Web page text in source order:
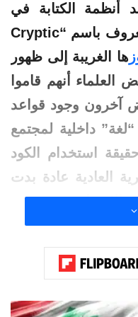
الميت، المعروف باسم “Cryptic
ها الغريبة إلى ظهور
أنهم قاموا
آخرون وجود قواعد
داخلية لمجتمع
استخدام الكود
العادية عادة بدت
الاهتمام.
تقريبا
الكود نفسه، بل في
كتابة نصين فقط